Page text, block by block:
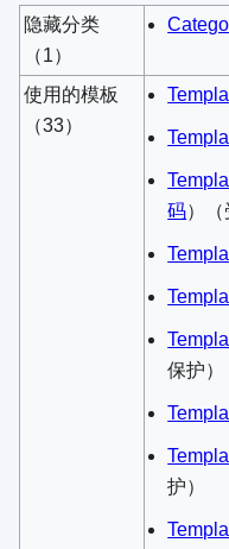
隐藏分类
（1）
使用的模板
（33）
码）​（
保护）
护）